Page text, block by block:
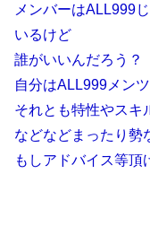
メンバーはALL999
いるけど
誰がいいんだろう？
自分はALL999メン
それとも特性やスキ
などなどまったり勢
もしアドバイス等頂